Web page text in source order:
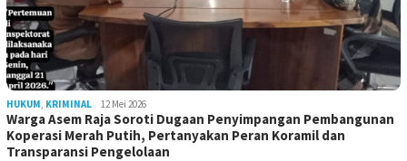
HUKUM KRIMINAL 12 Mei 2026
Warga Asem Raja Soroti Dugaan Penyimpangan Pembangunan
Koperasi Merah Putih, Pertanyakan Peran Koramil dan
Transparansi Pengelolaan